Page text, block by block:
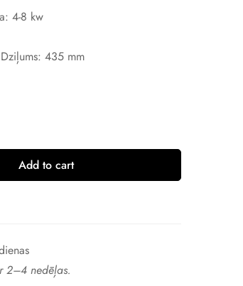
4-8 kw
435 mm
Add to cart
2–4 nedēļas.